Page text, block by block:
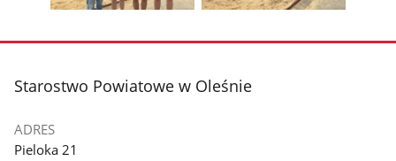
galerii.
galerii.
stopka
Starostwo Powiatowe w Oleśnie
ADRES
Pieloka 21